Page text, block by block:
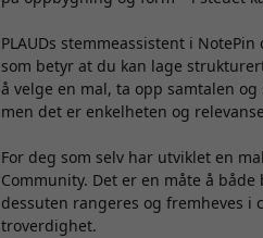
PLAUDs stemmeassistent i
som betyr at du kan lage
å velge en mal, ta opp samtalen
men det er enkelheten og
For deg som selv har utviklet en
Community. Det er en måte å
dessuten rangeres og fremheves i
troverdighet.